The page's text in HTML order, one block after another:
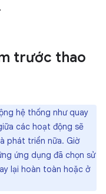
trước thao
hệ thống như quay
các hoạt động sẽ
phát triển nữa. Giờ
ứng dụng đã chọn sử
lại hoàn toàn hoặc ở